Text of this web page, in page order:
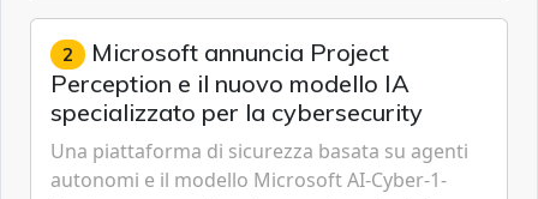
Cybersecurity.
2 Microsoft annuncia Project
Perception e il nuovo modello IA
specializzato per la cybersecurity
Una piattaforma di sicurezza basata su agenti
autonomi e il modello Microsoft AI-Cyber-1-